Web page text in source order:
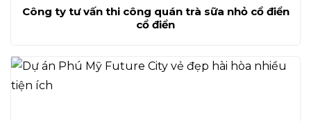
Công ty tư vấn thi công quán trà sữa nhỏ cổ điển
cổ điển